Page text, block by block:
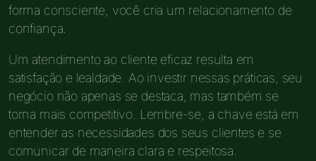
forma consciente, você cria um relacionamento de
confiança.
Um atendimento ao cliente eficaz resulta em
satisfação e lealdade. Ao investir nessas práticas, seu
negócio não apenas se destaca, mas também se
torna mais competitivo. Lembre-se, a chave está em
entender as necessidades dos seus clientes e se
comunicar de maneira clara e respeitosa.